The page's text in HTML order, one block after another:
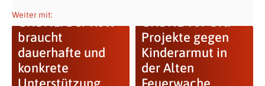
Weiter mit:
GRÜNE: Der Rott
braucht
dauerhafte und
konkrete
GRÜNE vor Ort:
Projekte gegen
Kinderarmut in
der Alten